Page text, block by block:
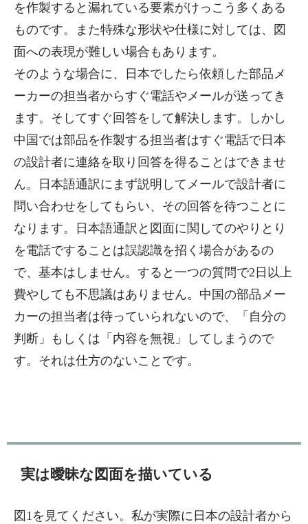
を作製すると漏れている要素がけっこう多くある
ものです。また特殊な形状や仕様に対しては、図
面への表現が難しい場合もあります。
そのような場合に、日本でしたら依頼した部品メ
ーカーの担当者からすぐ電話やメールが送ってき
ます。そしてすぐ回答をして解決します。しかし
中国では部品を作製する担当者はすぐ電話で日本
の設計者に連絡を取り回答を得ることはできませ
ん。日本語通訳にまず説明してメールで設計者に
問い合わせをしてもらい、その回答を待つことに
なります。日本語通訳と図面に関してのやりとり
を電話ですることは誤認識を招く場合があるの
で、基本はしません。すると一つの質問で2日以上
費やしても不思議はありません。中国の部品メー
カーの担当者は待っていられないので、「自分の
判断」もしくは「内容を無視」してしまうので
す。それは仕方のないことです。
実は曖昧な図面を描いている
図1を見てください。私が実際に日本の設計者から